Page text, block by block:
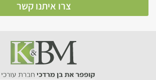
צרו איתנו קשר